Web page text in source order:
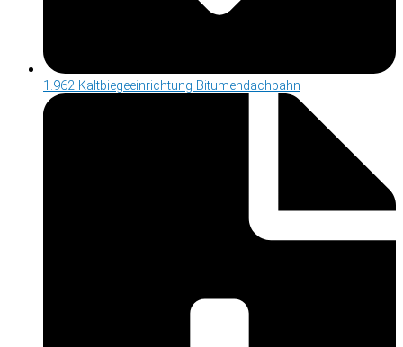
1.962 Kaltbiegeeinrichtung Bitumendachbahn